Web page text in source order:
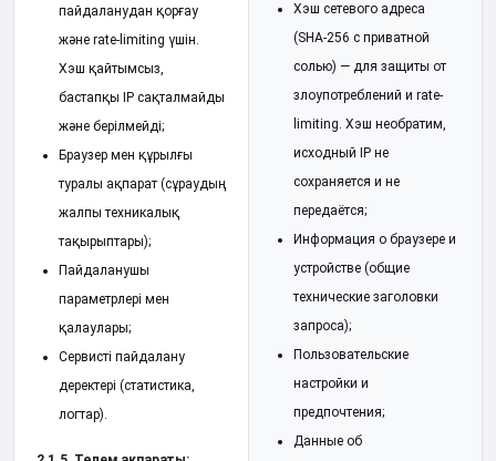
пайдаланудан қорғау
және rate-limiting үшін.
Хэш қайтымсыз,
бастапқы IP сақталмайды
және берілмейді;
Браузер мен құрылғы
туралы ақпарат (сұраудың
жалпы техникалық
тақырыптары);
Пайдаланушы
параметрлері мен
қалаулары;
Сервисті пайдалану
деректері (статистика,
логтар).
Хэш сетевого адреса
(SHA-256 с приватной
солью) — для защиты от
злоупотреблений и rate-
limiting. Хэш необратим,
исходный IP не
сохраняется и не
передаётся;
Информация о браузере и
устройстве (общие
технические заголовки
запроса);
Пользовательские
настройки и
предпочтения;
Данные об